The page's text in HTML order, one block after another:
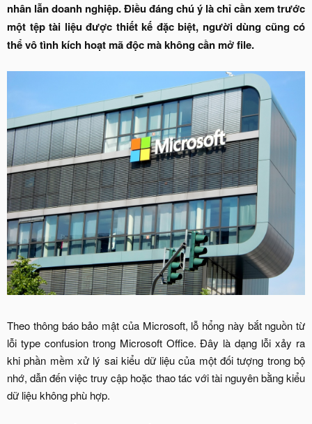
nhân lẫn doanh nghiệp. Điều đáng chú ý là chỉ cần xem trước
một tệp tài liệu được thiết kế đặc biệt, người dùng cũng có
thể vô tình kích hoạt mã độc mà không cần mở file.
Theo thông báo bảo mật của Microsoft, lỗ hổng này bắt nguồn từ
lỗi type confusion trong Microsoft Office. Đây là dạng lỗi xảy ra
khi phần mềm xử lý sai kiểu dữ liệu của một đối tượng trong bộ
nhớ, dẫn đến việc truy cập hoặc thao tác với tài nguyên bằng kiểu
dữ liệu không phù hợp.